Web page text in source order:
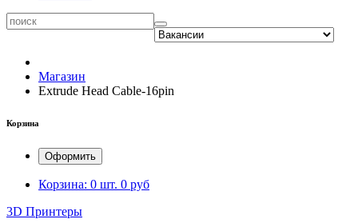
Магазин
Extrude Head Cable-16pin
Корзина
Оформить
Корзина: 0 шт. 0 руб
3D Принтеры